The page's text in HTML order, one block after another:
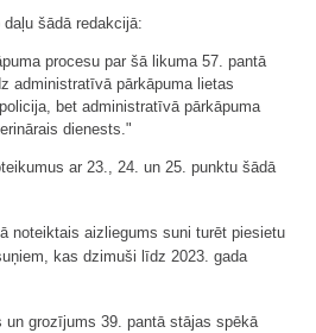
šādā redakcijā:
procesu par šā likuma 57. pantā
administratīvā pārkāpuma lietas
bet administratīvā pārkāpuma
dienests."
ar 23., 24. un 25. punktu šādā
noteiktais aizliegums suni turēt piesietu
kas dzimuši līdz 2023. gada
un grozījums 39. pantā stājas spēkā